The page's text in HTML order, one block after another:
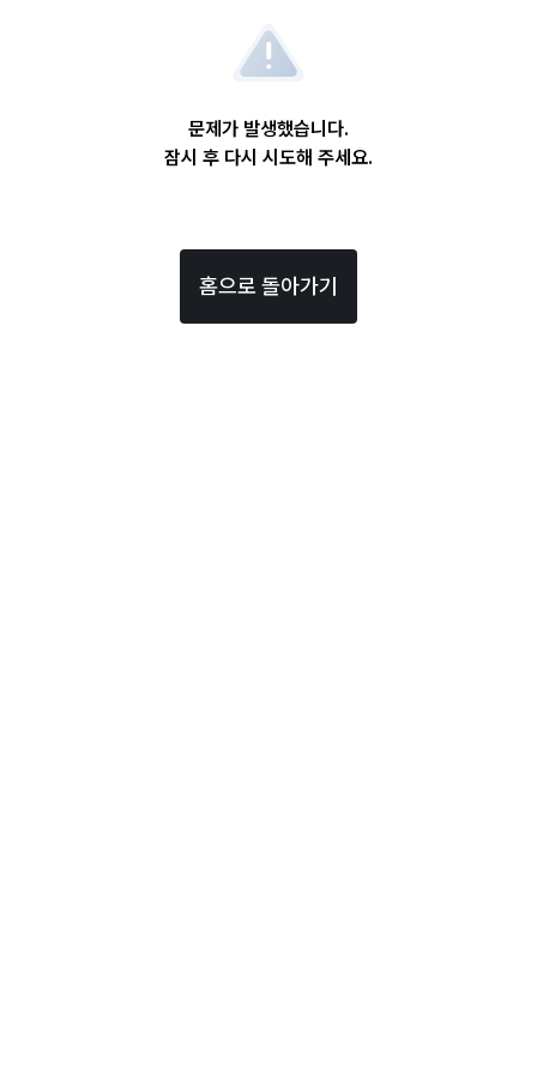
문제가 발생했습니다.
잠시 후 다시 시도해 주세요.
홈으로 돌아가기